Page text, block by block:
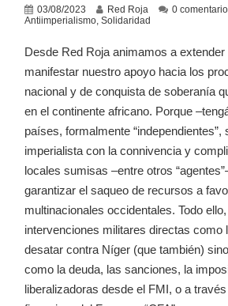
03/08/2023 Red Roja 0
Antiimperialismo ,Solidaridad
Desde Red Roja animamos a extender
manifestar nuestro apoyo hacia los
nacional y de conquista de soberanía
en el continente africano. Porque
países, formalmente “independientes”,
imperialista con la connivencia y
locales sumisas –entre otros
garantizar el saqueo de recursos a
multinacionales occidentales. Todo
intervenciones militares directas como
desatar contra Níger (que también)
como la deuda, las sanciones, la
liberalizadoras desde el FMI, o a